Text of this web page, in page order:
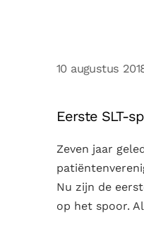
10 augustus
Eerste SLT-
Zeven jaar
Nu zijn de
op het spoor.